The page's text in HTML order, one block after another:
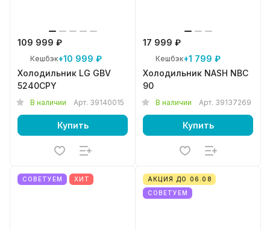
109 999 ₽
Кешбэк+10 999 ₽
Холодильник LG GBV
5240CPY
В наличии Арт. 39140015
Купить
17 999 ₽
Кешбэк+1 799 ₽
Холодильник NASH NBC
90
В наличии Арт. 39137269
Купить
СОВЕТУЕМ ХИТ
АКЦИЯ ДО 06.08
СОВЕТУЕМ